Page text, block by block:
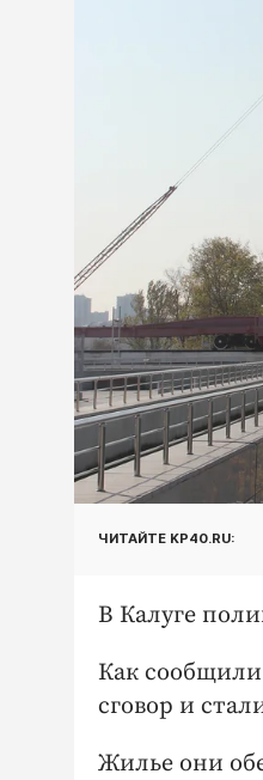
ЧИТАЙТЕ KP40.RU:
В Калуге
Как
сговор и
Жилье они